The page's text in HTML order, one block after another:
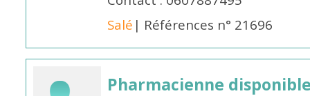
Salé | Références n° 21696
Pharmacienne